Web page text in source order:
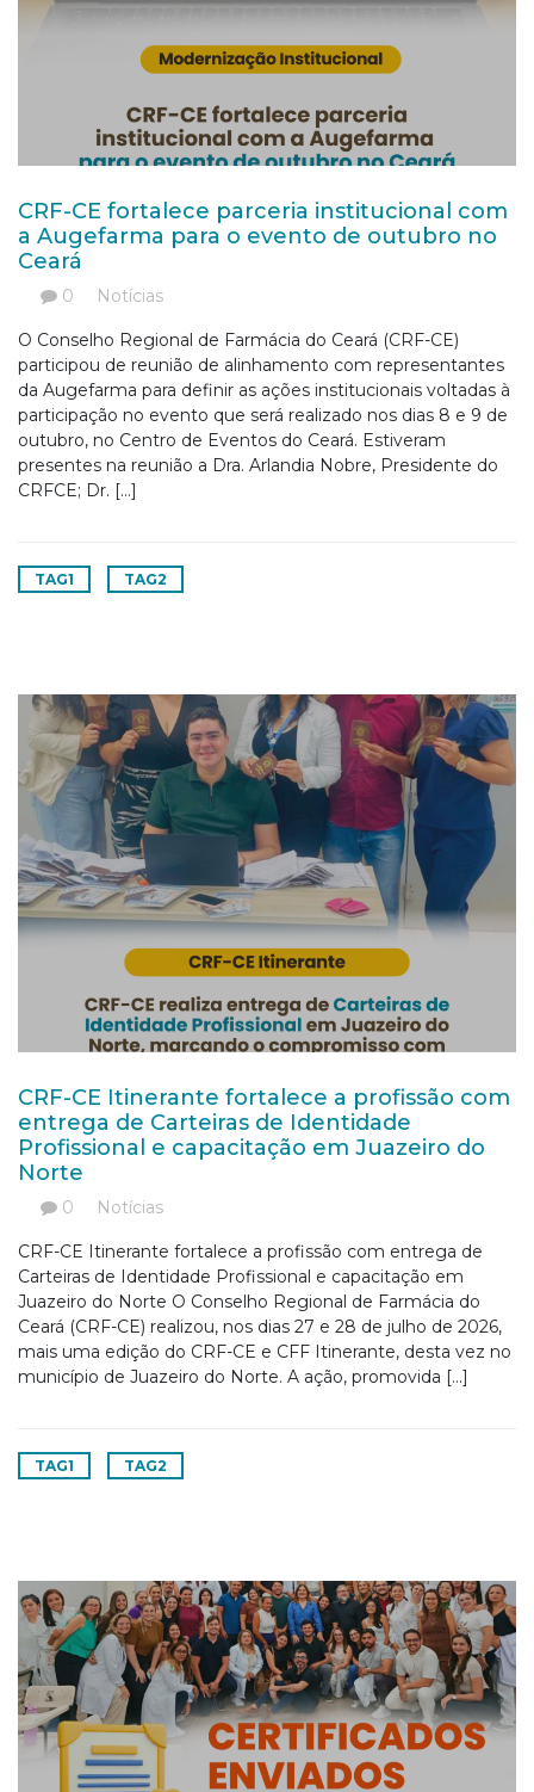
CRF-CE fortalece parceria institucional com
a Augefarma para o evento de outubro no
Ceará
0 Notícias
O Conselho Regional de Farmácia do Ceará (CRF-CE)
participou de reunião de alinhamento com representantes
da Augefarma para definir as ações institucionais voltadas à
participação no evento que será realizado nos dias 8 e 9 de
outubro, no Centro de Eventos do Ceará. Estiveram
presentes na reunião a Dra. Arlandia Nobre, Presidente do
CRFCE; Dr. […]
TAG1 TAG2
CRF-CE Itinerante fortalece a profissão com
entrega de Carteiras de Identidade
Profissional e capacitação em Juazeiro do
Norte
0 Notícias
CRF-CE Itinerante fortalece a profissão com entrega de
Carteiras de Identidade Profissional e capacitação em
Juazeiro do Norte O Conselho Regional de Farmácia do
Ceará (CRF-CE) realizou, nos dias 27 e 28 de julho de 2026,
mais uma edição do CRF-CE e CFF Itinerante, desta vez no
município de Juazeiro do Norte. A ação, promovida […]
TAG1 TAG2